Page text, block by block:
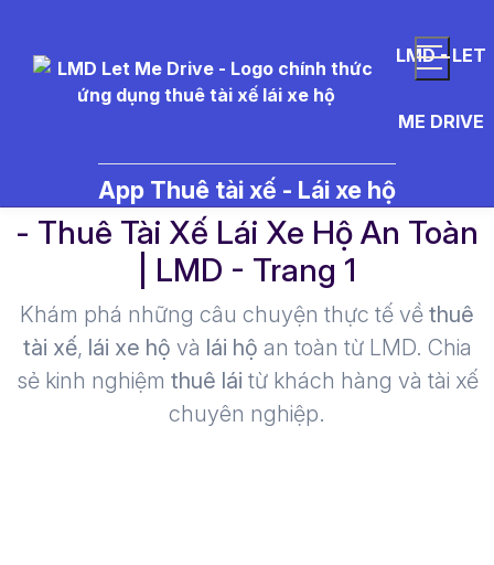
LMD - LET
ME DRIVE
App Thuê tài xế - Lái xe hộ
- Thuê Tài Xế Lái Xe Hộ An Toàn
| LMD - Trang 1​
Khám phá những câu chuyện thực tế về thuê
tài xế, lái xe hộ và lái hộ an toàn từ LMD. Chia
sẻ kinh nghiệm thuê lái từ khách hàng và tài xế
chuyên nghiệp.